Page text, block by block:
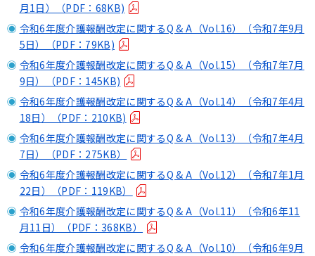
月1日）（PDF：68KB)
令和6年度介護報酬改定に関するQ & A（Vol.16）（令和7年9月
5日）（PDF：79KB)
令和6年度介護報酬改定に関するQ & A（Vol.15）（令和7年7月
9日）（PDF：145KB)
令和6年度介護報酬改定に関するQ & A（Vol.14）（令和7年4月
18日）（PDF：210KB)
令和6年度介護報酬改定に関するQ & A（Vol.13）（令和7年4月
7日）（PDF：275KB）
令和6年度介護報酬改定に関するQ & A（Vol.12）（令和7年1月
22日）（PDF：119KB）
令和6年度介護報酬改定に関するQ & A（Vol.11）（令和6年11
月11日）（PDF：368KB）
令和6年度介護報酬改定に関するQ & A（Vol.10）（令和6年9月